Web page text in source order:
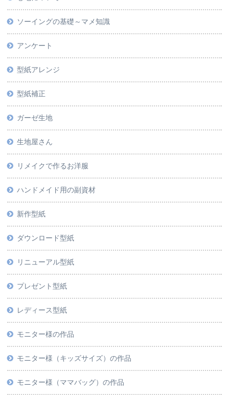
ソーイングの基礎～マメ知識
アンケート
型紙アレンジ
型紙補正
ガーゼ生地
生地屋さん
リメイクで作るお洋服
ハンドメイド用の副資材
新作型紙
ダウンロード型紙
リニューアル型紙
プレゼント型紙
レディース型紙
モニター様の作品
モニター様（キッズサイズ）の作品
モニター様（ママバッグ）の作品